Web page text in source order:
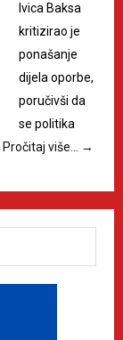
Ivica Baksa
kritizirao je
ponašanje
dijela oporbe,
poručivši da
se politika
Pročitaj više… →